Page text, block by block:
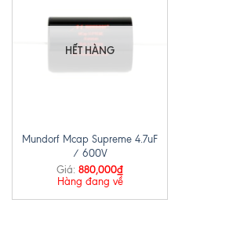
HẾT HÀNG
Mundorf Mcap Supreme 4.7uF
/ 600V
Giá: 880,000₫
Hàng đang về